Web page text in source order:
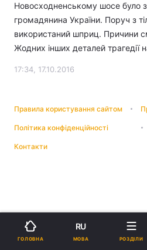
Новосходненському шосе було
громадянина України. Поруч з
використаний шприц. Причини
Жодних інших деталей трагедії
17:34, 17.10.2016
Правила користування сайтом
Політика конфіденційності
Контакти
ГОЛОВНА
RU
МОВА РОЗДІЛИ